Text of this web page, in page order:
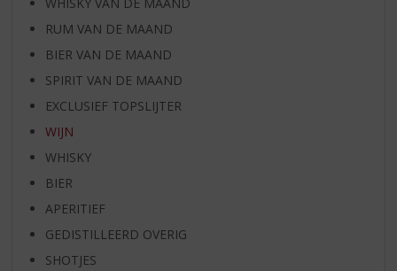
RUM VAN DE MAAND
BIER VAN DE MAAND
SPIRIT VAN DE MAAND
EXCLUSIEF TOPSLIJTER
WIJN
WHISKY
BIER
APERITIEF
GEDISTILLEERD OVERIG
SHOTJES